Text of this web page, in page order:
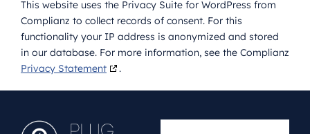
This website uses the Privacy Suite for WordPress from
Complianz to collect records of consent. For this
functionality your IP address is anonymized and stored
in our database. For more information, see the Complianz
Privacy Statement
.